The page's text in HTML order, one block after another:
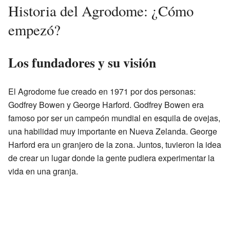
Historia del Agrodome: ¿Cómo
empezó?
Los fundadores y su visión
El Agrodome fue creado en 1971 por dos personas:
Godfrey Bowen y George Harford. Godfrey Bowen era
famoso por ser un campeón mundial en esquila de ovejas,
una habilidad muy importante en Nueva Zelanda. George
Harford era un granjero de la zona. Juntos, tuvieron la idea
de crear un lugar donde la gente pudiera experimentar la
vida en una granja.